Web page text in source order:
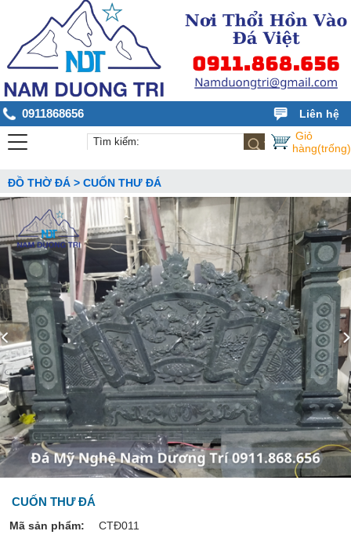
0911868656
Liên hệ
Giỏ
hàng(trống)
ĐỒ THỜ ĐÁ > CUỐN THƯ ĐÁ
CUỐN THƯ ĐÁ
Mã sản phẩm:
CTĐ011